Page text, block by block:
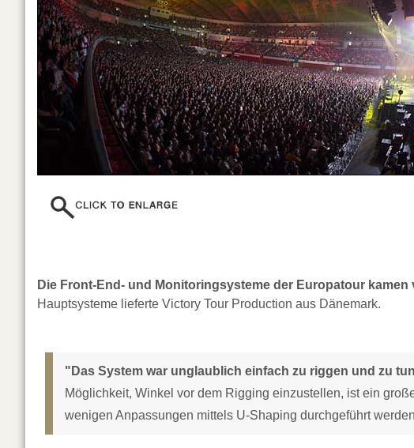
Die Front-End- und Monitoringsysteme der Europatour kamen
Hauptsysteme lieferte Victory Tour Production aus Dänemark.
"Das System war unglaublich einfach zu riggen und zu
Möglichkeit, Winkel vor dem Rigging einzustellen, ist ein
wenigen Anpassungen mittels U-Shaping durchgeführt